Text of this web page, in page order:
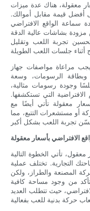
معقولة، هناك عدة ميزات
أفضل قيمة مقابل أموالك.
سماعة الواقع الافتراضي
بشاشات عالية الدقة
تجربة اللعب وتقليل
يجب مراعاة مواصفات جهاز
وبطاقة الرسومات، وسعة
وجودة رسومات مثالية،
التي تستكشفها.
معقولة تأتي أيضًا مع
أو مستشعرات التتبع، مما
الافتراضي بأسعار معقولة
تأتي الخطوة التالية
التجارية. تختلف عملية
المصنعة والطراز، ولكن
من وجود مساحة كافية
حيث تتطلب العديد